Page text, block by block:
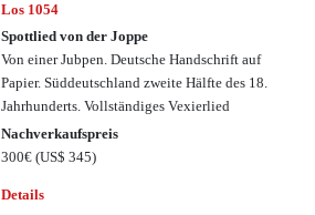
Los 1054
Spottlied von der Joppe
Von einer Jubpen. Deutsche Handschrift auf
Papier. Süddeutschland zweite Hälfte des 18.
Jahrhunderts. Vollständiges Vexierlied
Nachverkaufspreis
300€(US$ 345)
Details